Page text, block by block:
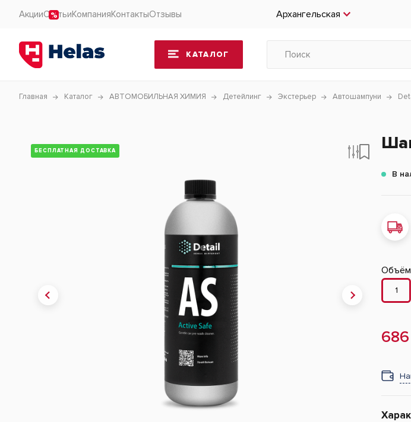
АкцииСтатьиКомпанияКонтактыОтзывы Архангельская
КАТАЛОГ
Главная Каталог АВТОМОБИЛЬНАЯ ХИМИЯ Детейлинг Экстерьер Автошампуни
БЕСПЛАТНАЯ ДОСТАВКА
В
1